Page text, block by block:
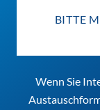
BITTE
Wenn Sie